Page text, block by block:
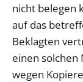
nicht belegen
auf das
Beklagten
einen solchen
wegen